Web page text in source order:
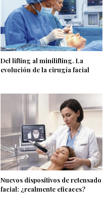
Del lifting al minilifting. La
evolución de la cirugía facial
Nuevos dispositivos de retensado
facial: ¿realmente eficaces?